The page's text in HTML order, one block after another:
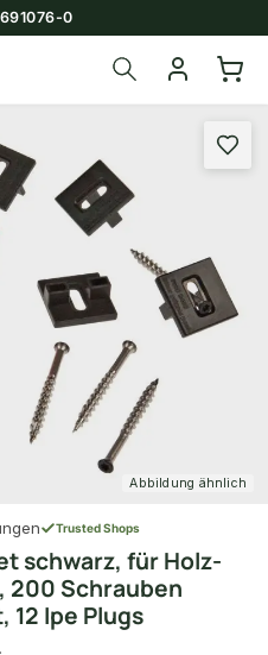
0
Abbildung ähnlich
Trusted Shops
schwarz, für Holz-
200 Schrauben
12 Ipe Plugs